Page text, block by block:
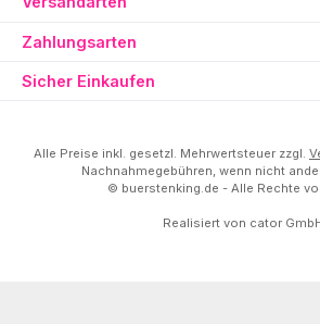
Zahlungsarten
Sicher Einkaufen
Alle Preise inkl. gesetzl. Mehrwertsteuer zzgl.
Nachnahmegebühren, wenn nicht
© buerstenking.de - Alle Rechte
Realisiert von cator